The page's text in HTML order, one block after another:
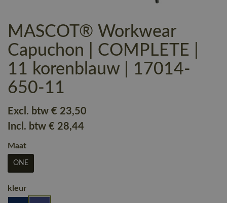
MASCOT® Workwear
Capuchon | COMPLETE |
11 korenblauw | 17014-
650-11
Excl. btw € 23,50
Incl. btw € 28,44
Maat
ONE
kleur